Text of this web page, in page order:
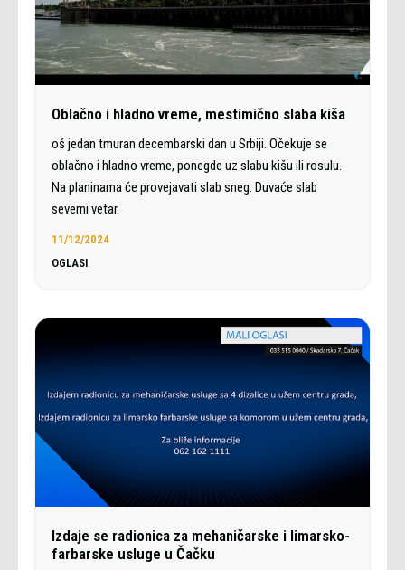
Oblačno i hladno vreme, mestimično slaba kiša
oš jedan tmuran decembarski dan u Srbiji. Očekuje se
oblačno i hladno vreme, ponegde uz slabu kišu ili rosulu.
Na planinama će provejavati slab sneg. Duvaće slab
severni vetar.
11/12/2024
OGLASI
Izdaje se radionica za mehaničarske i limarsko-
farbarske usluge u Čačku